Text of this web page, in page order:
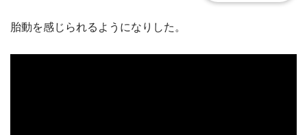
胎動を感じられるようになりした。